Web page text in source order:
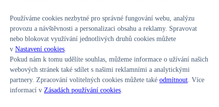
Hyundai BAYON1,0
Používáme cookies nezbytné pro správné fungování webu, analýzu
provozu a návštěvnosti a personalizaci obsahu a reklamy. Spravovat
nebo blokovat využívání jednotlivých druhů cookies můžete
v Nastavení cookies
Pokud nám k tomu udělíte souhlas, můžeme informace o užívání našich
webových stránek také sdílet s našimi reklamními a analytickými
partnery. Zpracování volitelných cookies můžete také odmítnout . Více
informací v Zásadách používání cookies